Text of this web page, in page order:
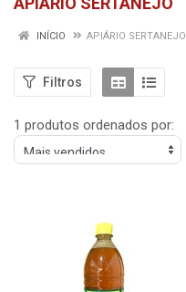
INÍCIO APIÁRIO SERTANEJO
Filtros
1 produtos ordenados por: